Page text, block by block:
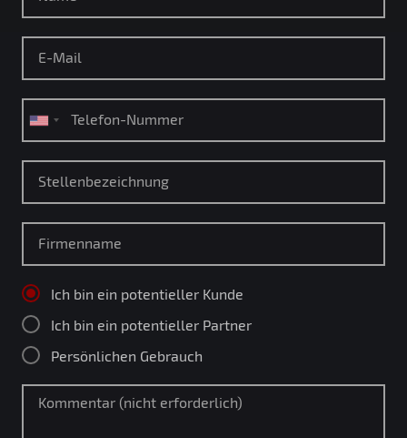
Ich bin ein potentieller Kunde
Ich bin ein potentieller Partner
Persönlichen Gebrauch